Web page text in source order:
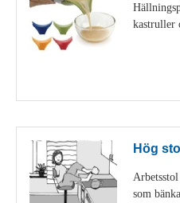
kastruller
Hög
som